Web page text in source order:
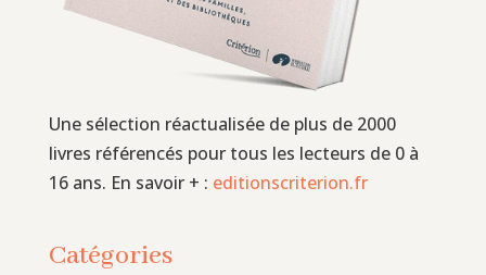
Une sélection réactualisée de plus de 2000
livres référencés pour tous les lecteurs de 0 à
16 ans. En savoir + : editionscriterion.fr
Catégories